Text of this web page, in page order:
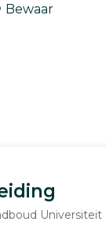
Bewaar
Universiteit